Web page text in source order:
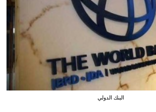
البنك الدولي